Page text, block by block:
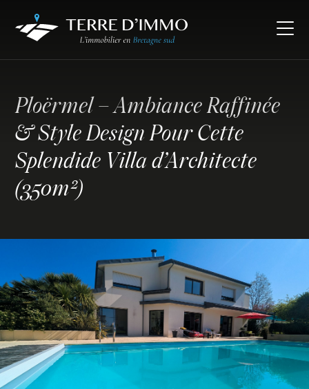
Ploërmel – Ambiance Raffinée
& Style Design Pour Cette
Splendide Villa d’Architecte
(350m²)